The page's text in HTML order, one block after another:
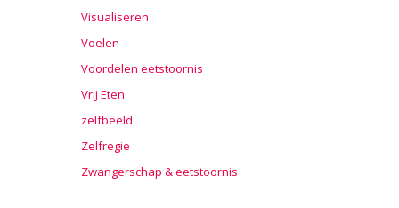
Visualiseren
Voelen
Voordelen eetstoornis
Vrij Eten
zelfbeeld
Zelfregie
Zwangerschap & eetstoornis